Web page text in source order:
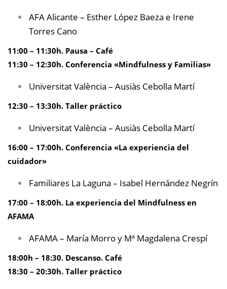
AFA Alicante – Esther López Baeza e Irene
Torres Cano
11:00 – 11:30h. Pausa – Café
11:30 – 12:30h. Conferencia «Mindfulness y Familias»
Universitat València – Ausiàs Cebolla Martí
12:30 – 13:30h. Taller práctico
Universitat València – Ausiàs Cebolla Martí
16:00 – 17:00h. Conferencia «La experiencia del
cuidador»
Familiares La Laguna – Isabel Hernández Negrín
17:00 – 18:00h. La experiencia del Mindfulness en
AFAMA
AFAMA – María Morro y Mª Magdalena Crespí
18:00h – 18:30. Descanso. Café
18:30 – 20:30h. Taller práctico